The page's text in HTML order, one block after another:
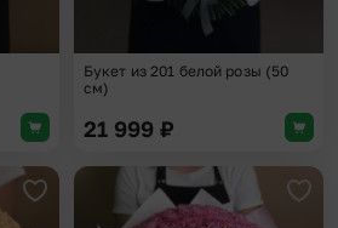
Букет из 201 белой розы (50
см)
21 999 ₽
Добавить в избранное